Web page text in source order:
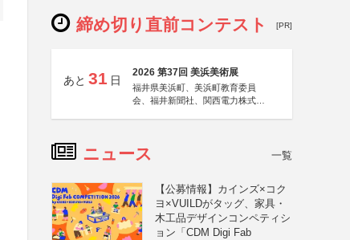
締め切り直前コンテスト [PR]
あと 31 日
2026 第37回 美浜美術展
福井県美浜町、美浜町教育委員
会、福井新聞社、関西電力株式会
ニュース 一覧
【公募情報】カインズ×コク
ヨ×VUILDがタッグ、家具・
木工品デザインコンペティシ
ョン「CDM Digi Fab